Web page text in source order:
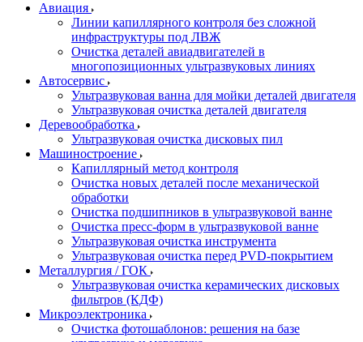
Авиация
Линии капиллярного контроля без сложной
инфраструктуры под ЛВЖ
Очистка деталей авиадвигателей в
многопозиционных ультразвуковых линиях
Автосервис
Ультразвуковая ванна для мойки деталей двигателя
Ультразвуковая очистка деталей двигателя
Деревообработка
Ультразвуковая очистка дисковых пил
Машиностроение
Капиллярный метод контроля
Очистка новых деталей после механической
обработки
Очистка подшипников в ультразвуковой ванне
Очистка пресс-форм в ультразвуковой ванне
Ультразвуковая очистка инструмента
Ультразвуковая очистка перед PVD-покрытием
Металлургия / ГОК
Ультразвуковая очистка керамических дисковых
фильтров (КДФ)
Микроэлектроника
Очистка фотошаблонов: решения на базе